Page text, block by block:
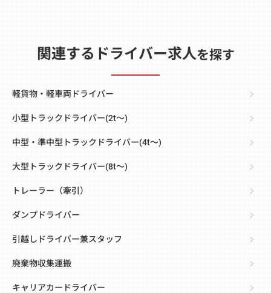
関連するドライバー求人を探す
軽貨物・軽車両ドライバー
小型トラックドライバー(2t～)
中型・準中型トラックドライバー(4t～)
大型トラックドライバー(8t～)
トレーラー（牽引）
ダンプドライバー
引越しドライバー兼スタッフ
廃棄物収集運搬
キャリアカードライバー